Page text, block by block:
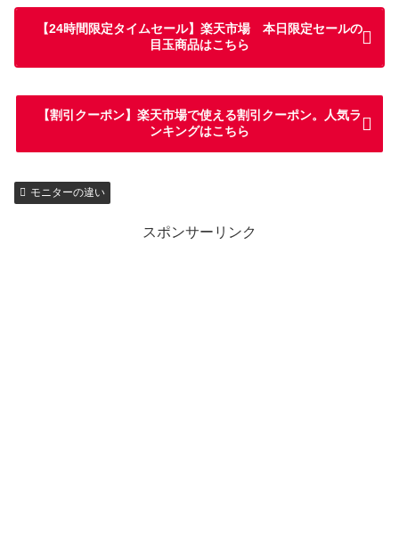
【24時間限定タイムセール】楽天市場 本日限定セールの
目玉商品はこちら
【割引クーポン】楽天市場で使える割引クーポン。人気ラ
ンキングはこちら
モニターの違い
スポンサーリンク